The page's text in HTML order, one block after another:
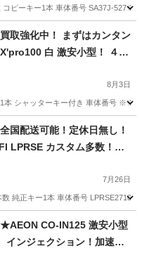
ピーキー1本 車体番号 SA37J-
サイスタ
取強化中！ まずはカンタン
白 激安小型！ ４ス
タ付き！ フロントディスク
8月3日
1本 シャッターキー付き 車体番号
サイスタ配送可能！定休日無し！
LPRSE カスタム多数！社
ス！カスタムベースに
7月26日
純正キー1本 車体番号
CO-IN125 激安小型
インジェクション！加速良